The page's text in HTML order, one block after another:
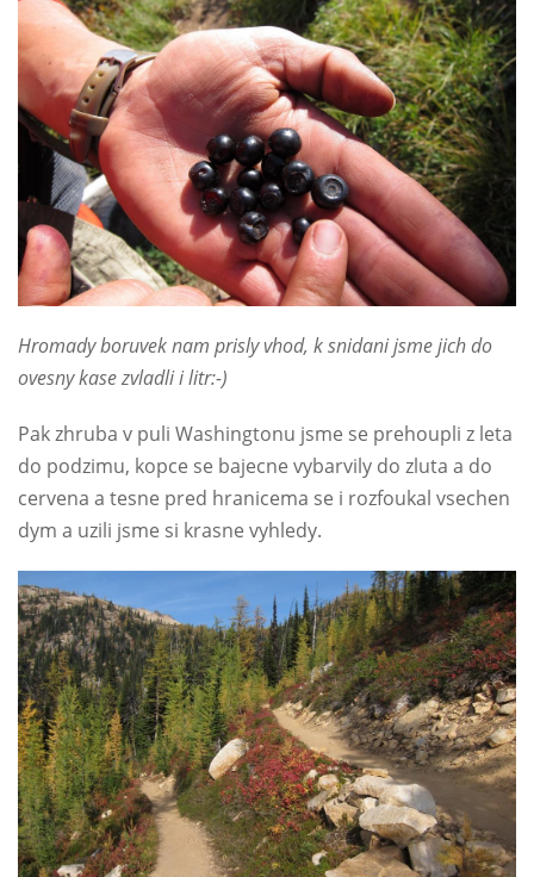
Hromady boruvek nam prisly vhod, k snidani jsme jich do
ovesny kase zvladli i litr:-)
Pak zhruba v puli Washingtonu jsme se prehoupli z leta
do podzimu, kopce se bajecne vybarvily do zluta a do
cervena a tesne pred hranicema se i rozfoukal vsechen
dym a uzili jsme si krasne vyhledy.